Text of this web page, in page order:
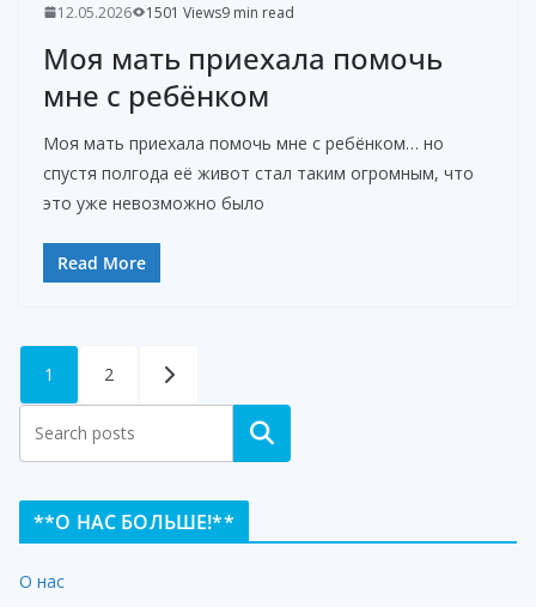
12.05.2026 1501 Views9 min read
Моя мать приехала помочь
мне с ребёнком
Моя мать приехала помочь мне с ребёнком… но
спустя полгода её живот стал таким огромным, что
это уже невозможно было
Read More
Posts
pagination
1 2
Search
**О НАС БОЛЬШЕ!**
О нас